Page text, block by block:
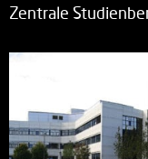
Zentrale